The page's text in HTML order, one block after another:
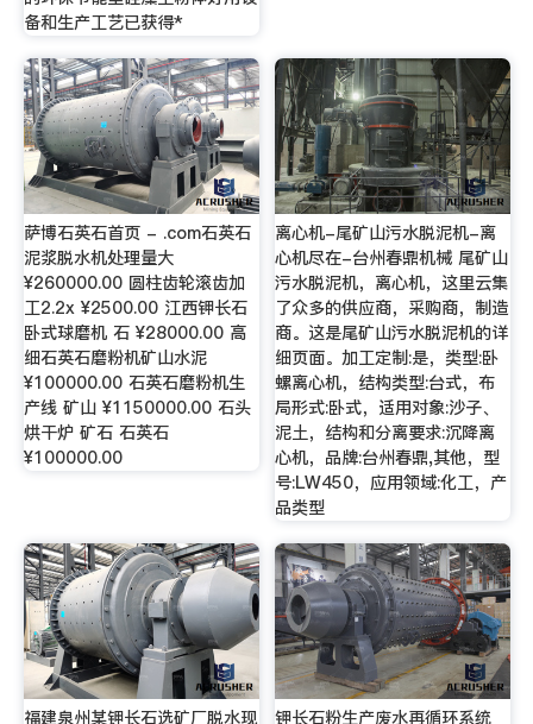
备和生产工艺已获得*
萨博石英石首页 - .com石英石
泥浆脱水机处理量大
¥260000.00 圆柱齿轮滚齿加
工2.2x ¥2500.00 江西钾长石
卧式球磨机 石 ¥28000.00 高
细石英石磨粉机矿山水泥
¥100000.00 石英石磨粉机生
产线 矿山 ¥1150000.00 石头
烘干炉 矿石 石英石
¥100000.00
离心机-尾矿山污水脱泥机-离
心机尽在-台州春鼎机械 尾矿山
污水脱泥机，离心机，这里云集
了众多的供应商，采购商，制造
商。这是尾矿山污水脱泥机的详
细页面。加工定制:是，类型:卧
螺离心机，结构类型:台式，布
局形式:卧式，适用对象:沙子、
泥土，结构和分离要求:沉降离
心机，品牌:台州春鼎,其他，型
号:LW450，应用领域:化工，产
品类型
福建泉州某钾长石选矿厂脱水现 钾长石粉生产废水再循环系统